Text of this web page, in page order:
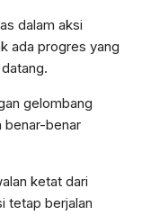
dalam aksi
ada progres yang
gelombang
benar-benar
ketat dari
tetap berjalan